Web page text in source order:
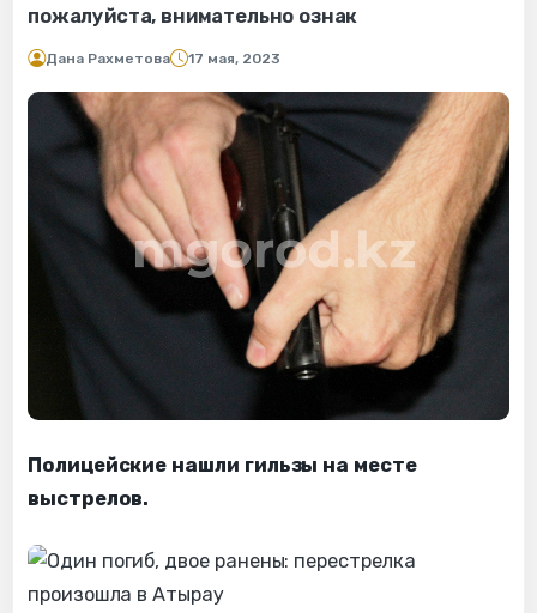
пожалуйста, внимательно ознак
Дана Рахметова 17 мая, 2023
Полицейские нашли гильзы на месте
выстрелов.